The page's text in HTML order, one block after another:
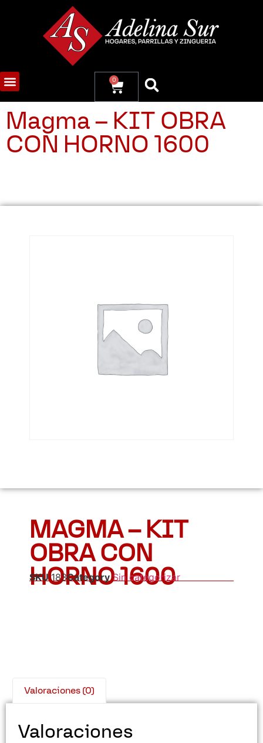
0
Magma – KIT OBRA
CON HORNO 1600
MAGMA – KIT
OBRA CON
HORNO 1600
SKU 183Category Sin categorizar
Valoraciones (0)
Valoraciones